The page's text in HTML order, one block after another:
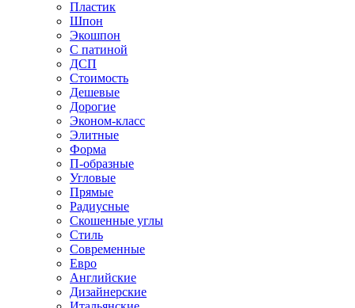
Пластик
Шпон
Экошпон
С патиной
ДСП
Стоимость
Дешевые
Дорогие
Эконом-класс
Элитные
Форма
П-образные
Угловые
Прямые
Радиусные
Скошенные углы
Стиль
Современные
Евро
Английские
Дизайнерские